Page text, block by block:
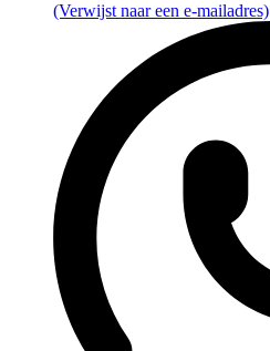
(Verwijst naar een e-mailadres)